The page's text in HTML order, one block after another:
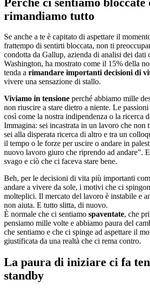
rimandiamo tutto
Se anche a te è capitato di aspettare il
frattempo di sentirti bloccata, non ti
condotta da Gallup, azienda di analisi dei dati
Washington, ha mostrato come il 15% della
tenda a rimandare importanti decisioni di
vivere una sensazione di stallo.
Viviamo in tensione perché abbiamo mille
non riuscire a stare dietro a niente. Le
così come la nostra indipendenza o la ricerca
Immagina: sei incastrata in un lavoro che non
sei alla disperata ricerca di altro e tra un
il tempo o le forze per uscire o andare in
nuovo lavoro giuro che riprendo ad andare”.
svago e ciò che ci faceva stare bene.
Beh, per le decisioni di vita più importanti
andare a vivere da sole, i motivi che ci
molteplici. Il mercato del lavoro è instabile e
non aiuta. E tutto slitta, di nuovo.
È normale che ci sentiamo spaventate, che
pensiamo mille volte e abbiamo paura del
che sentiamo e che ci spinge ad aspettare il
giustificata da una realtà che ci rema contro.
La paura di iniziare ci fa
standby